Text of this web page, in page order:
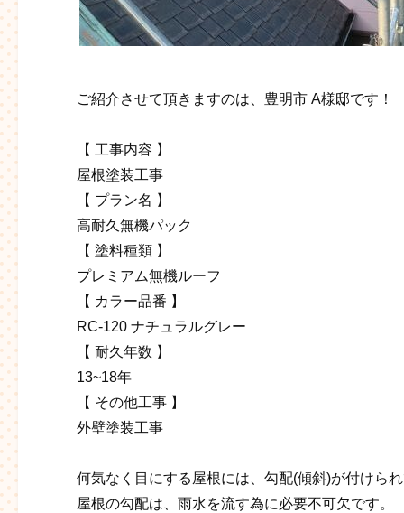
ご紹介させて頂きますのは、豊明市 A様邸です！
【 工事内容 】
屋根塗装工事
【 プラン名 】
高耐久無機パック
【 塗料種類 】
プレミアム無機ルーフ
【 カラー品番 】
RC-120 ナチュラルグレー
【 耐久年数 】
13~18年
【 その他工事 】
外壁塗装工事
何気なく目にする屋根には、勾配(傾斜)が付けら
屋根の勾配は、雨水を流す為に必要不可欠です。